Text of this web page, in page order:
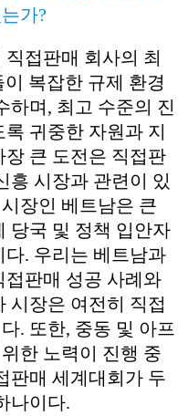
가?
접판매 회사의 최
복잡한 규제 환경
하며, 최고 수준의 진
귀중한 자원과 지
큰 도전은 직접판
흥 시장과 관련이 있
장인 베트남은 큰
당국 및 정책 입안자
. 우리는 베트남과
판매 성공 사례와
시장은 여전히 직접
. 또한, 중동 및 아프
한 노력이 진행 중
판매 세계대회가 두
나이다.